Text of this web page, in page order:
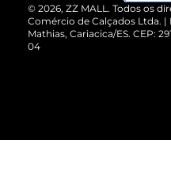
Cartão Presente
Vendas Corporativas
© 2026, ZZ MALL. Todos os
Comércio de Calçados Ltda. |
Mathias, Cariacica/ES. CEP:
04